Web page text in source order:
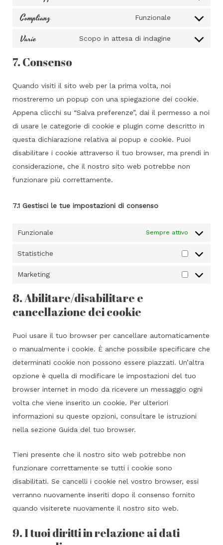
maps
facebook
Consent
whatsapp
Complianz Funzionale
Consent
Varie Scopo in attesa di indagine
Consent
7. Consenso
Quando visiti il sito web per la prima volta, noi
mostreremo un popup con una spiegazione dei cookie.
Appena clicchi su “Salva preferenze”, dai il permesso a noi
di usare le categorie di cookie e plugin come descritto in
questa dichiarazione relativa ai popup e cookie. Puoi
disabilitare i cookie attraverso il tuo browser, ma prendi in
considerazione, che il nostro sito web potrebbe non
funzionare più correttamente.
7.1 Gestisci le tue impostazioni di consenso
Funzionale Sempre attivo
Statistiche
Marketing
8. Abilitare/disabilitare e
cancellazione dei cookie
Puoi usare il tuo browser per cancellare automaticamente
o manualmente i cookie. È anche possibile specificare che
determinati cookie non possono essere piazzati. Un’altra
opzione è quella di modificare le impostazioni del tuo
browser internet in modo da ricevere un messaggio ogni
volta che viene inserito un cookie. Per ulteriori
informazioni su queste opzioni, consultare le istruzioni
nella sezione Guida del tuo browser.
Tieni presente che il nostro sito web potrebbe non
funzionare correttamente se tutti i cookie sono
disabilitati. Se cancelli i cookie nel vostro browser, essi
verranno nuovamente inseriti dopo il consenso fornito
quando visiterete nuovamente il nostro sito web.
9. I tuoi diritti in relazione ai dati